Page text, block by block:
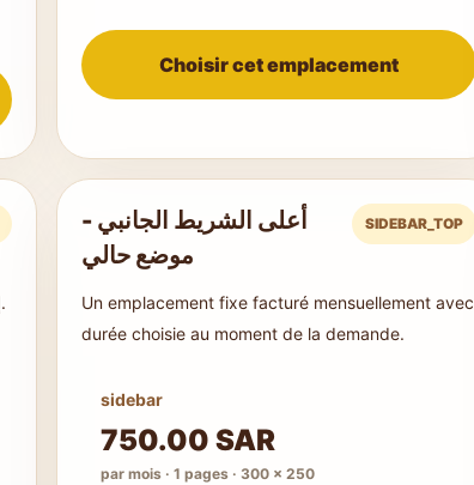
Choisir cet emplacement
إعلان أعلى الصفحة الرئيسية أسفل الهيدر أو قسم الهيرو.
أعلى الشريط الجانبي -
موضع حالي
SIDEBAR_TOP
Un emplacement fixe facturé mensuellement avec
durée choisie au moment de la demande.
sidebar
750.00 SAR
par mois · 1 pages · 300 × 250